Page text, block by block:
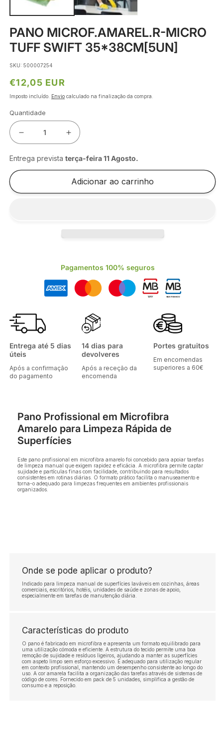
PANO MICROF.AMAREL.R-MICRO
TUFF SWIFT 35*38CM[5UN]
SKU: 500007254
Preço
normal
€12,05 EUR
Imposto incluído. Envio calculado na finalização da compra.
Quantidade
Diminuir
a
quantidade
de
35*38CM[5UN]
Aumentar
a
quantidade
de
PANO
Entrega prevista terça-feira 11 Agosto.
Adicionar ao carrinho
Pagamentos 100% seguros
Entrega até 5 dias
úteis
Após a confirmação
do pagamento
14 dias para
devolveres
Após a receção da
encomenda
Portes gratuitos
Em encomendas
superiores a 60€
Pano Profissional em Microfibra
Amarelo para Limpeza Rápida de
Superfícies
Este pano profissional em microfibra amarelo foi concebido para apoiar tarefas
de limpeza manual que exigem rapidez e eficácia. A microfibra permite captar
sujidade e partículas finas com facilidade, contribuindo para resultados
consistentes em rotinas diárias. O formato prático facilita o manuseamento e
torna-o adequado para limpezas frequentes em ambientes profissionais
organizados.
Onde se pode aplicar o produto?
Indicado para limpeza manual de superfícies laváveis em cozinhas, áreas
comerciais, escritórios, hotéis, unidades de saúde e zonas de apoio,
especialmente em tarefas de manutenção diária.
Características do produto
O pano é fabricado em microfibra e apresenta um formato equilibrado para
uma utilização cómoda e eficiente. A estrutura do tecido permite uma boa
remoção de sujidade e resíduos ligeiros, ajudando a manter as superfícies
com aspeto limpo sem esforço excessivo. É adequado para utilização regular
em contexto profissional, mantendo um desempenho consistente ao longo do
uso. A cor amarela facilita a organização das tarefas através de sistemas de
código de cores. Fornecido em pack de 5 unidades, simplifica a gestão de
consumo e a reposição.